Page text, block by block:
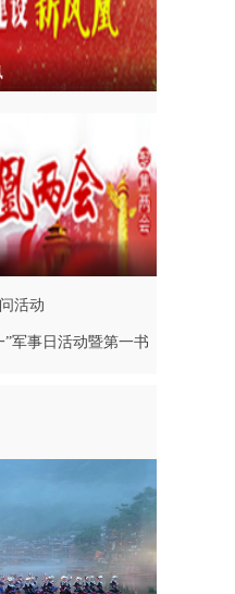
活动
”军事日活动暨第一书